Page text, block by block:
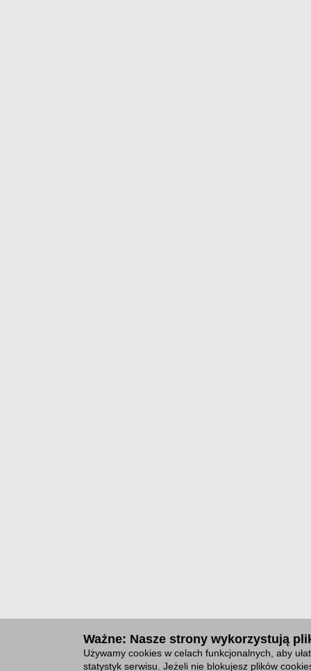
Ważne: Nasze strony wykorzystują
Używamy cookies w celach funkcjonalnych, aby
statystyk serwisu. Jeżeli nie blokujesz plików